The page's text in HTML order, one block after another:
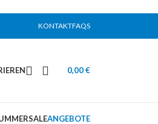
KONTAKTFAQS
0,00€
ANGEBOTE